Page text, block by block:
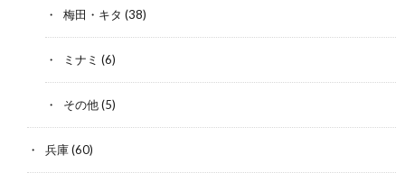
梅田・キタ (38)
ミナミ (6)
その他(5)
兵庫(60)